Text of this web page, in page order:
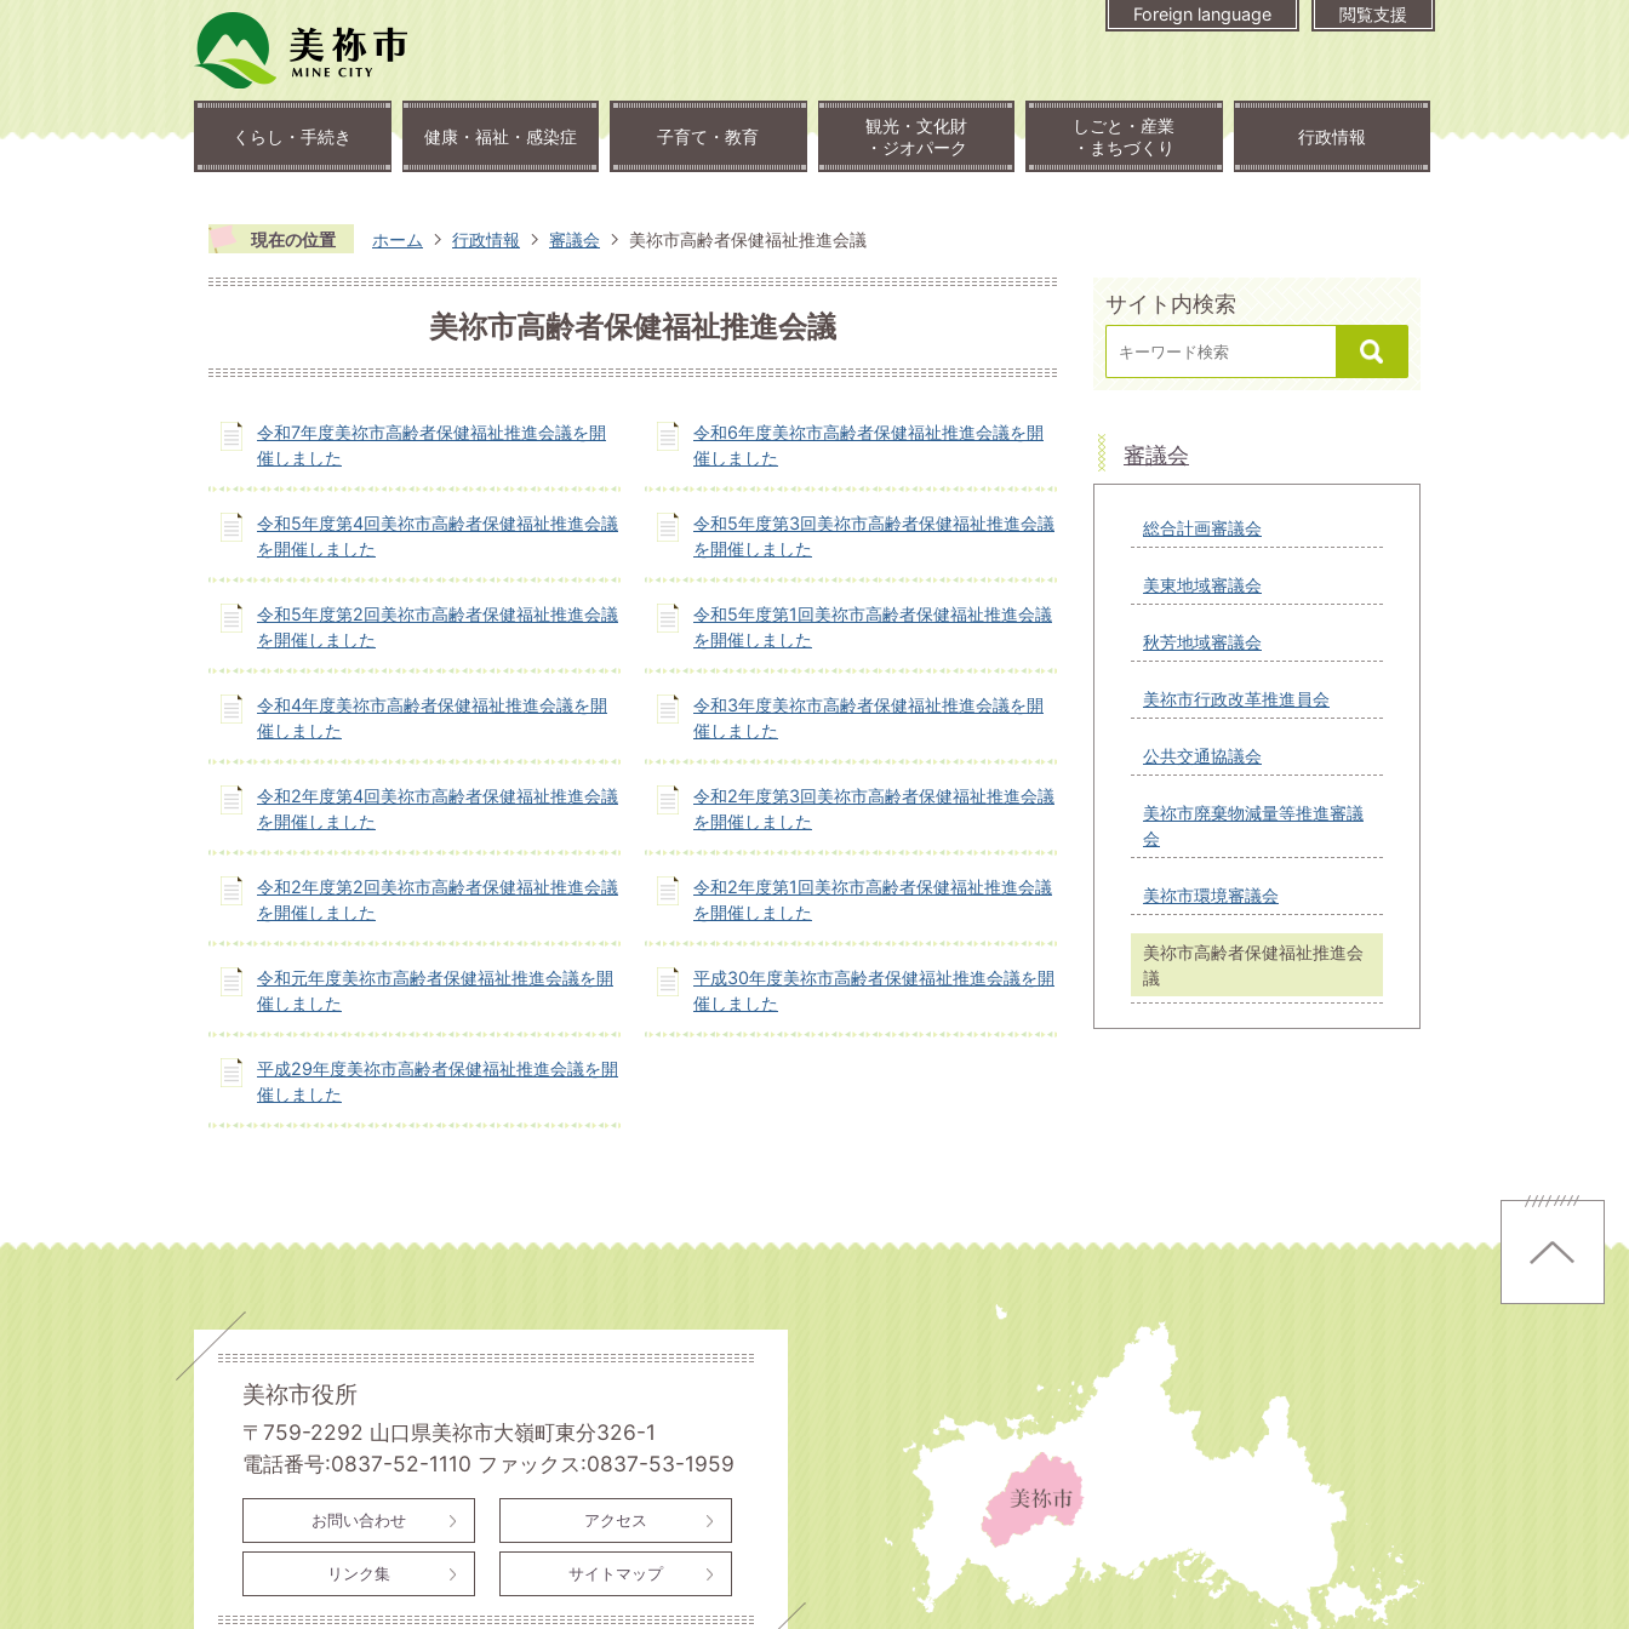
Foreign language 閲覧支援
くらし・手続き 健康・福祉・感染症 子育て・教育
観光・文化財
・ジオパーク
しごと・産業
・まちづくり
行政情報
現在の位置 ホーム 行政情報 審議会 美祢市高齢者保健福祉推進会議
美祢市高齢者保健福祉推進会議
令和7年度美祢市高齢者保健福祉推進会議を開
催しました
令和6年度美祢市高齢者保健福祉推進会議を開
催しました
令和5年度第4回美祢市高齢者保健福祉推進会議
を開催しました
令和5年度第3回美祢市高齢者保健福祉推進会議
を開催しました
令和5年度第2回美祢市高齢者保健福祉推進会議
を開催しました
令和5年度第1回美祢市高齢者保健福祉推進会議
を開催しました
令和4年度美祢市高齢者保健福祉推進会議を開
催しました
令和3年度美祢市高齢者保健福祉推進会議を開
催しました
令和2年度第4回美祢市高齢者保健福祉推進会議
を開催しました
令和2年度第3回美祢市高齢者保健福祉推進会議
を開催しました
令和2年度第2回美祢市高齢者保健福祉推進会議
を開催しました
令和2年度第1回美祢市高齢者保健福祉推進会議
を開催しました
令和元年度美祢市高齢者保健福祉推進会議を開
催しました
平成30年度美祢市高齢者保健福祉推進会議を開
催しました
平成29年度美祢市高齢者保健福祉推進会議を開
催しました
サイト内検索
審議会
総合計画審議会
美東地域審議会
秋芳地域審議会
美祢市行政改革推進員会
公共交通協議会
美祢市廃棄物減量等推進審議
会
美祢市環境審議会
美祢市高齢者保健福祉推進会
議
美祢市役所
〒759-2292 山口県美祢市大嶺町東分326-1
電話番号:0837-52-1110 ファックス:0837-53-1959
お問い合わせ アクセス
リンク集 サイトマップ